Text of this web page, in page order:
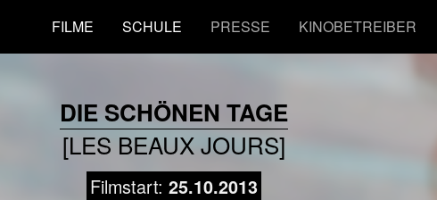
FILME SCHULE PRESSE KINOBETREIBER
DIE SCHÖNEN TAGE
[LES BEAUX JOURS]
Filmstart: 25.10.2013